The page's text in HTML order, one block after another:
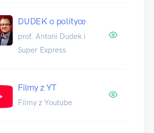
DUDEK o polityce
prof. Antoni Dudek i
Super Express
Filmy z YT
Filmy z Youtube